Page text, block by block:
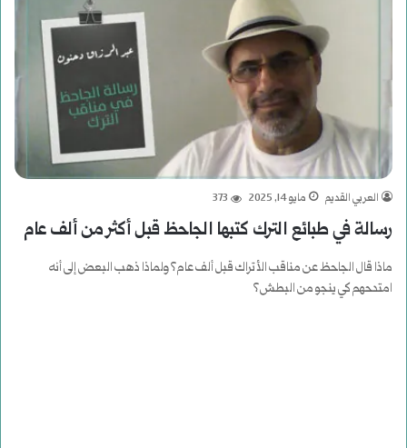
العربي القديم مايو 14, 2025 373
رسالة في طبائع الترك كتبها الجاحظ قبل أكثر من ألف عام
ماذا قال الجاحظ عن مناقب الأتراك قبل ألف عام؟ ولماذا ذهب البعض إلى أنه
امتدحهم كي ينجو من البطش؟